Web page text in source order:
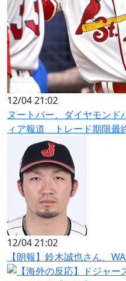
12/04 21:02
ヌートバー、ダイヤモン
ィア報道 トレード期限最
12/04 21:02
【朗報】鈴木誠也さん、